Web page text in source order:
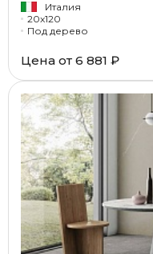
Италия
20x120
Под дерево
Цена от 6 881 ₽